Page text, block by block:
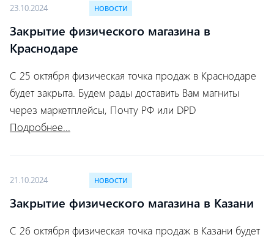
23.10.2024 НОВОСТИ
Закрытие физического магазина в
Краснодаре
С 25 октября физическая точка продаж в Краснодаре
будет закрыта. Будем рады доставить Вам магниты
через маркетплейсы, Почту РФ или DPD
Подробнее...
21.10.2024 НОВОСТИ
Закрытие физического магазина в Казани
С 26 октября физическая точка продаж в Казани будет